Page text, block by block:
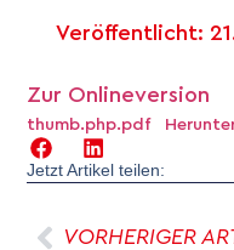
Veröffentlicht:
Zur Onlineversion
thumb.php.pdf
Jetzt Artikel teilen: